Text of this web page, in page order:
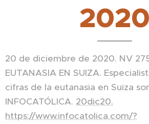
2020
20 de diciembre de 2020. NV
EUTANASIA EN SUIZA.
cifras de la eutanasia en Suiza
INFOCATÓLICA. 20dic20.
https://www.infocatolica.com/?